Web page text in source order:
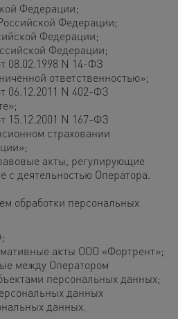
Федерации;
Федерации;
Федерации;
Федерации;
08.02.1998 N 14-ФЗ
ответственностью»;
06.12.2011 N 402-ФЗ
15.12.2001 N 167-ФЗ
страховании
акты, регулирующие
с деятельностью Оператора.
обработки персональных
акты ООО «Фортрент»;
между Оператором
персональных данных;
данных
данных.